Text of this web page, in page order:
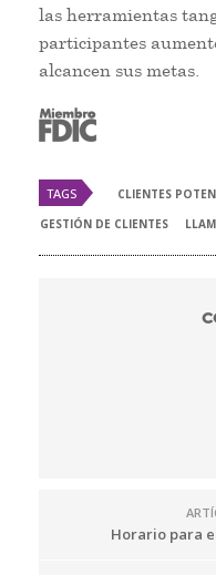
las herramientas
participantes
alcancen sus metas.
TAGS CLIENTES
GESTIÓN DE CLIENTES
Horario para